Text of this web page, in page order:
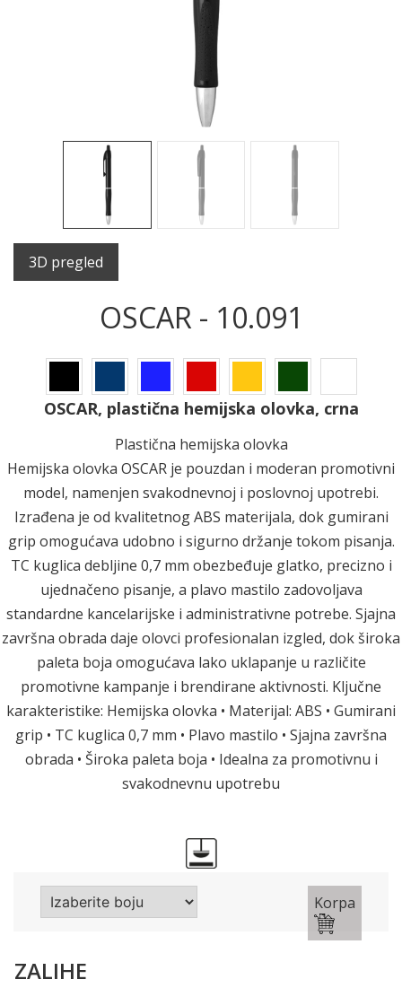
3D pregled
OSCAR - 10.091
OSCAR, plastična hemijska olovka, crna
Plastična hemijska olovka
Hemijska olovka OSCAR je pouzdan i moderan promotivni
model, namenjen svakodnevnoj i poslovnoj upotrebi.
Izrađena je od kvalitetnog ABS materijala, dok gumirani
grip omogućava udobno i sigurno držanje tokom pisanja.
TC kuglica debljine 0,7 mm obezbeđuje glatko, precizno i
ujednačeno pisanje, a plavo mastilo zadovoljava
standardne kancelarijske i administrativne potrebe. Sjajna
završna obrada daje olovci profesionalan izgled, dok široka
paleta boja omogućava lako uklapanje u različite
promotivne kampanje i brendirane aktivnosti. Ključne
karakteristike: Hemijska olovka • Materijal: ABS • Gumirani
grip • TC kuglica 0,7 mm • Plavo mastilo • Sjajna završna
obrada • Široka paleta boja • Idealna za promotivnu i
svakodnevnu upotrebu
Korpa
ZALIHE